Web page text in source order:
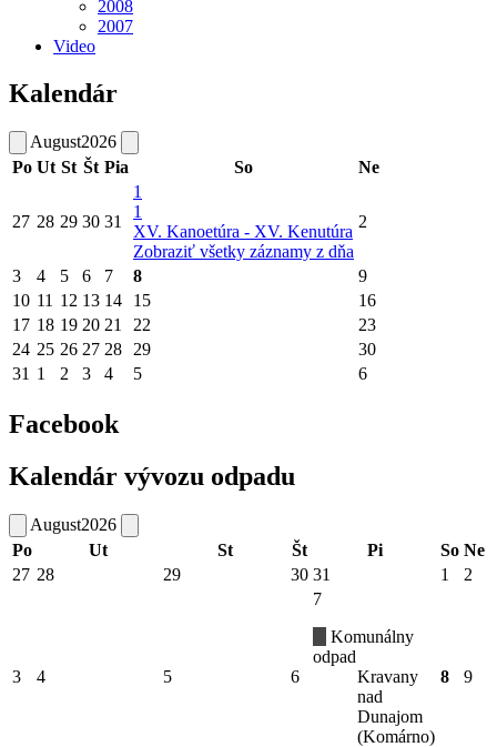
2008
2007
Video
Kalendár
August2026
Po Ut St Št Pia So Ne
27 28 29 30 31
1
1
XV. Kanoetúra - XV. Kenutúra
Zobraziť všetky záznamy z dňa
2
3 4 5 6 7 8
9
10 11 12 13 14 15
16
17 18 19 20 21 22
23
24 25 26 27 28 29
30
31 1 2 3 4 5 6
Facebook
Kalendár vývozu odpadu
August2026
Po
Ut St Št Pi So Ne
27 28 29 30 31 1 2
3 4 5 6
7
Komunálny
odpad
Kravany
nad
Dunajom
(Komárno)
8 9